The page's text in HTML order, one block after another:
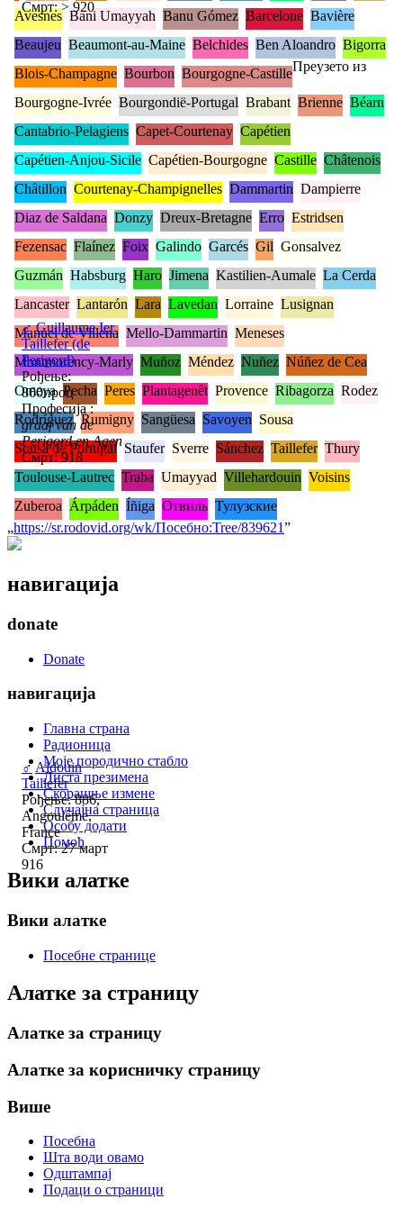
Смрт: > 920
♂ Guillaume Ier
Taillefer (de
Perigord)
Рођење:
860проц
Професија :
graaf van de
Perigord en Agen
Смрт: 918
♂ Aldouin
Taillefer
Рођење: 886,
Angoulême,
France
Смрт: 27 март
916
Avesnes Bani Umayyah Banu Gómez Barcelone Bavière
Beaujeu Beaumont-au-Maine Belchides Ben Aloandro Bigorra
Blois-Champagne Bourbon Bourgogne-Castille
Bourgogne-Ivrée Bourgondië-Portugal Brabant Brienne Béarn
Cantabrio-Pelagiens Capet-Courtenay Capétien
Capétien-Anjou-Sicile Capétien-Bourgogne Castille Châtenois
Châtillon Courtenay-Champignelles Dammartin Dampierre
Diaz de Saldana Donzy Dreux-Bretagne Erro Estridsen
Fezensac Flaínez Foix Galindo Garcés Gil Gonsalvez
Guzmán Habsburg Haro Jimena Kastilien-Aumale La Cerda
Lancaster Lantarón Lara Lavedan Lorraine Lusignan
Manuel de Villena Mello-Dammartin Meneses
Montmorency-Marly Muñoz Méndez Nuñez Núñez de Cea
Omeya Pecha Peres Plantagenêt Provence Ribagorza Rodez
Rodríguez Rumigny Sangüesa Savoyen Sousa
Sousa de Portugal Staufer Sverre Sánchez Taillefer Thury
Toulouse-Lautrec Traba Umayyad Villehardouin Voisins
Zuberoa Árpáden Íñiga Отвиль Тулузские
Преузето из
„https://sr.rodovid.org/wk/Посебно:Tree/839621”
навигација
donate
Donate
навигација
Главна страна
Радионица
Моје породично стабло
Листа презимена
Скорашње измене
Случајна страница
Особу додати
Помоћ
Вики алатке
Вики алатке
Посебне странице
Алатке за страницу
Алатке за страницу
Алатке за корисничку страницу
Више
Посебна
Шта води овамо
Одштампај
Подаци о страници